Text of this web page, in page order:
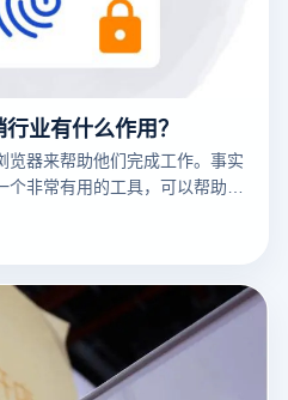
业有什么作用？
器来帮助他们完成工作。事实
非常有用的工具，可以帮助广